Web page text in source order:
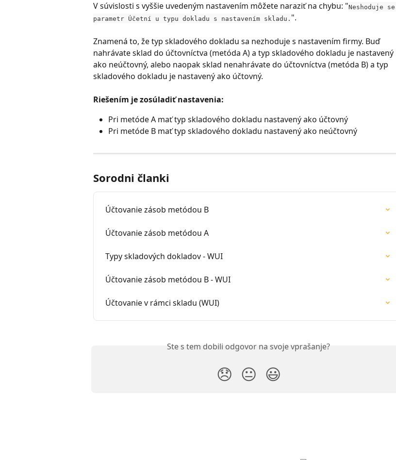
V súvislosti s vyššie uvedeným nastavením môžete naraziť na chybu: "Neshoduje se
parametr Účetní u typu dokladu s nastavením skladu. ".
Znamená to, že typ skladového dokladu sa nezhoduje s nastavením firmy. Buď
nahrávate sklad do účtovníctva (metóda A) a typ skladového dokladu je nastavený
ako neúčtovný, alebo naopak sklad nenahrávate do účtovníctva (metóda B) a typ
skladového dokladu je nastavený ako účtovný.
Riešením je zosúladiť nastavenia:
Pri metóde A mať typ skladového dokladu nastavený ako účtovný
Pri metóde B mať typ skladového dokladu nastavený ako neúčtovný
Sorodni članki
Účtovanie zásob metódou B
Účtovanie zásob metódou A
Typy skladových dokladov - WUI
Účtovanie zásob metódou B - WUI
Účtovanie v rámci skladu (WUI)
Ste s tem dobili odgovor na svoje vprašanje?
😞 😐 😃